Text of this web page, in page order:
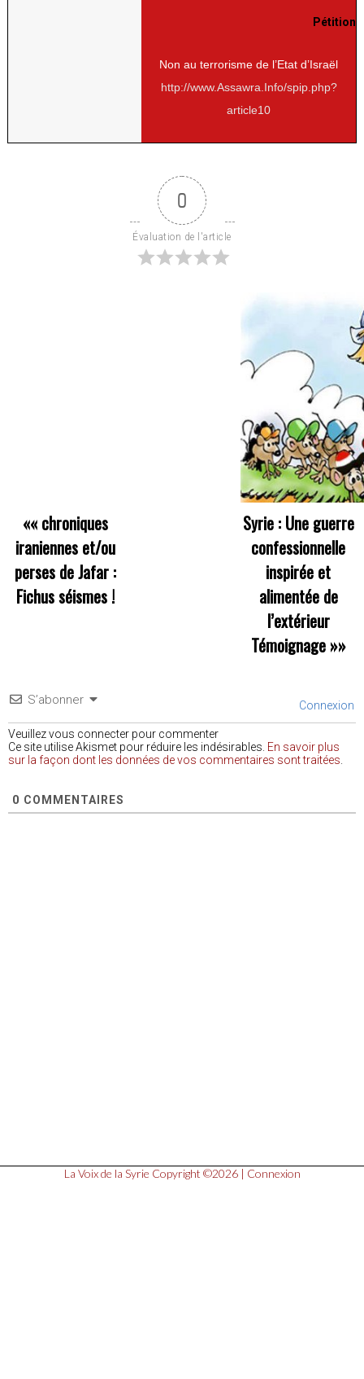
Pétition
Non au terrorisme de l’Etat d’Israël
http://www.Assawra.Info/spip.php?
article10
0
Évaluation de l'article
«« chroniques
iraniennes et/ou
perses de Jafar :
Fichus séismes !
Syrie : Une guerre
confessionnelle
inspirée et
alimentée de
l’extérieur
Témoignage»»
S’abonner Connexion
Veuillez vous connecter pour commenter
Ce site utilise Akismet pour réduire les indésirables. En savoir plus
sur la façon dont les données de vos commentaires sont traitées
0 COMMENTAIRES
La Voix de la Syrie Copyright ©2026 | Connexion